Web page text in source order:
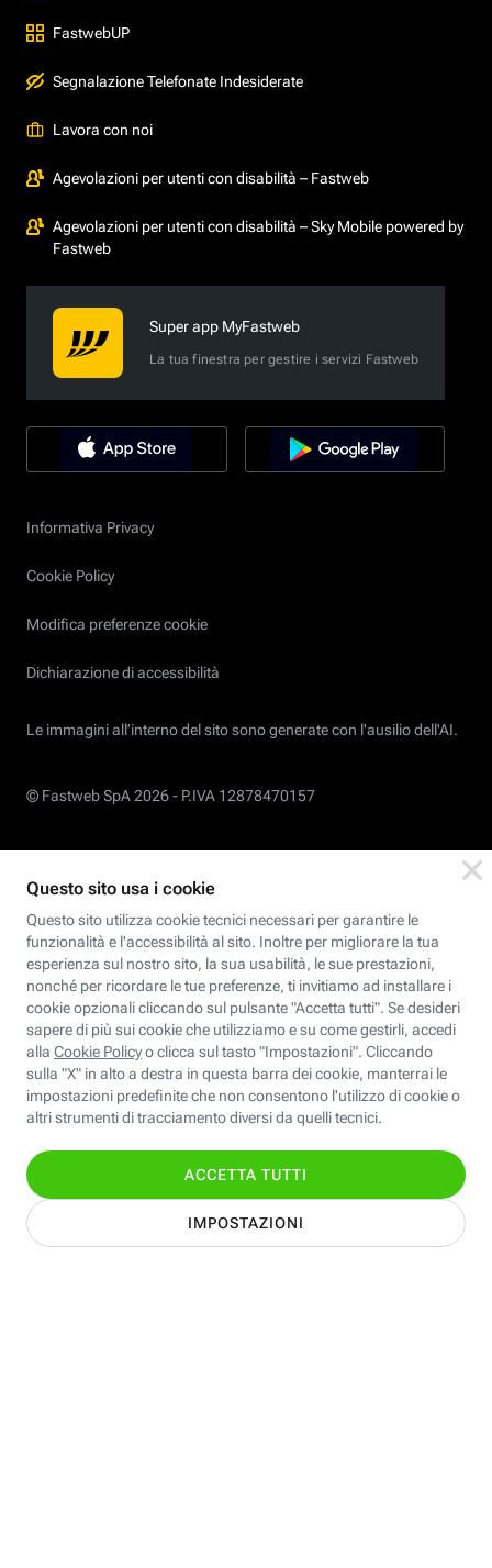
FastwebUP
Segnalazione Telefonate Indesiderate
Lavora con noi
Agevolazioni per utenti con disabilità – Fastweb
Agevolazioni per utenti con disabilità – Sky Mobile powered by
Fastweb
Super app MyFastweb
La tua finestra per gestire i servizi Fastweb
Informativa Privacy
Cookie Policy
Modifica preferenze cookie
Dichiarazione di accessibilità
Le immagini all’interno del sito sono generate con l'ausilio dell'AI.
© Fastweb SpA 2026 - P.IVA 12878470157